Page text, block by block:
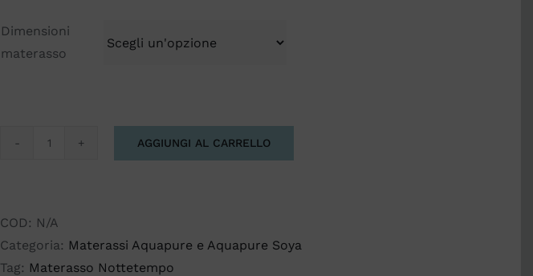
Dimensioni
materasso
BY
IMAFLEX
quantità
AGGIUNGI AL CARRELLO
COD: N/A
Categoria: Materassi Aquapure e Aquapure Soya
Tag: Materasso Nottetempo